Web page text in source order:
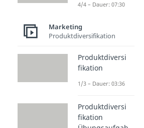
4/4 – Dauer: 07:30
Marketing
Produktdiversifikation
Produktdiversi
fikation
1/3 – Dauer: 03:36
Produktdiversi
fikation